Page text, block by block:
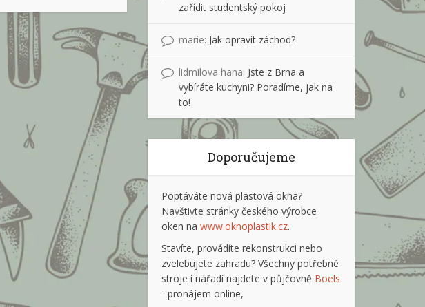
zařídit studentský pokoj
marie: Jak opravit záchod?
lidmilova hana: Jste z Brna a
vybíráte kuchyni? Poradíme, jak na
to!
Doporučujeme
Poptáváte nová plastová okna?
Navštivte stránky českého výrobce
oken na www.oknoplastik.cz.
Stavíte, provádíte rekonstrukci nebo
zvelebujete zahradu? Všechny potřebné
stroje i nářadí najdete v půjčovně Boels
- pronájem online,